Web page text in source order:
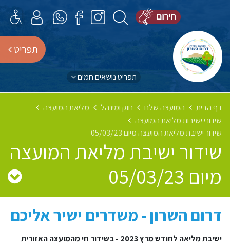
תפריט נושאים חמים
תפריט
דף הבית המועצה שלנו חוק ומינהל
מליאת המועצה
שידורי ישיבות מליאת המועצה
שידור ישיבת מליאת המועצה מיום 05/03/23
שידור ישיבת מליאת המועצה
מיום 05/03/23
דרום השרון - משדרים ישיר אליכם
ישיבת מליאה לחודש מרץ 2023 - בשידור חי מהמועצה האזורית